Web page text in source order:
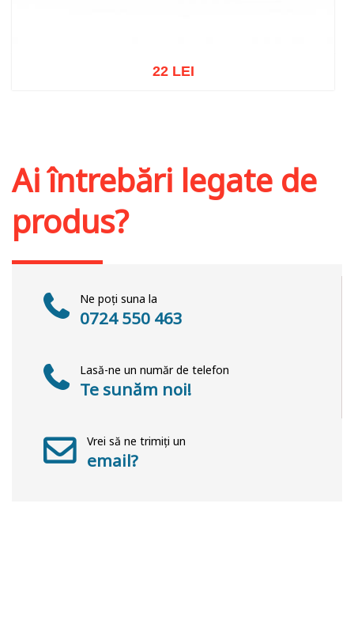
22 LEI
Ai întrebări legate de
produs?
Ne poți suna la
0724 550 463
Lasă-ne un număr de telefon
Te sunăm noi!
Vrei să ne trimiți un
email?